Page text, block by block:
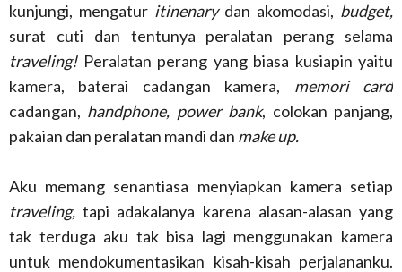
kunjungi, mengatur itinenary dan akomodasi, budget,
surat cuti dan tentunya peralatan perang selama
traveling!Peralatan perang yang biasa kusiapin yaitu
kamera, baterai cadangan kamera, memori card
cadangan, handphone, power bank, colokan panjang,
pakaian dan peralatan mandi dan make up.
Aku memang senantiasa menyiapkan kamera setiap
traveling, tapi adakalanya karena alasan-alasan yang
tak terduga aku tak bisa lagi menggunakan kamera
untuk mendokumentasikan kisah-kisah perjalananku.